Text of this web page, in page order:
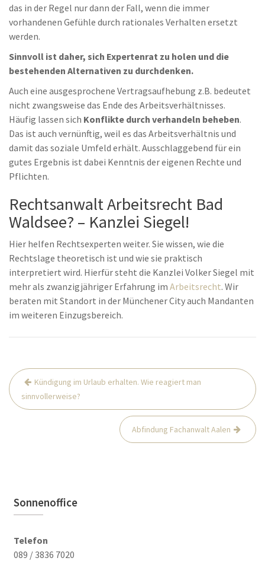
das in der Regel nur dann der Fall, wenn die immer
vorhandenen Gefühle durch rationales Verhalten ersetzt
werden.
Sinnvoll ist daher, sich Expertenrat zu holen und die
bestehenden Alternativen zu durchdenken.
Auch eine ausgesprochene Vertragsaufhebung z.B. bedeutet
nicht zwangsweise das Ende des Arbeitsverhältnisses.
Häufig lassen sich Konflikte durch verhandeln beheben.
Das ist auch vernünftig, weil es das Arbeitsverhältnis und
damit das soziale Umfeld erhält. Ausschlaggebend für ein
gutes Ergebnis ist dabei Kenntnis der eigenen Rechte und
Pflichten.
Rechtsanwalt Arbeitsrecht Bad
Waldsee? – Kanzlei Siegel!
Hier helfen Rechtsexperten weiter. Sie wissen, wie die
Rechtslage theoretisch ist und wie sie praktisch
interpretiert wird. Hierfür steht die Kanzlei Volker Siegel mit
mehr als zwanzigjähriger Erfahrung im Arbeitsrecht. Wir
beraten mit Standort in der Münchener City auch Mandanten
im weiteren Einzugsbereich.
Beitrags-
Navigation
Kündigung im Urlaub erhalten. Wie reagiert man
sinnvollerweise?
Abfindung Fachanwalt Aalen
Sonnenoffice
Telefon
089 / 3836 7020